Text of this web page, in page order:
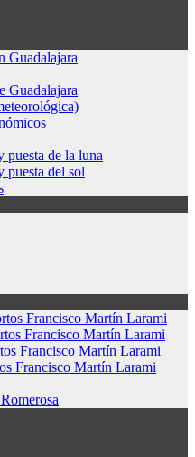
Guadalajara
Guadalajara
puesta de la luna
puesta del sol
Francisco Martín Larami
Francisco Martín Larami
Francisco Martín Larami
Francisco Martín Larami